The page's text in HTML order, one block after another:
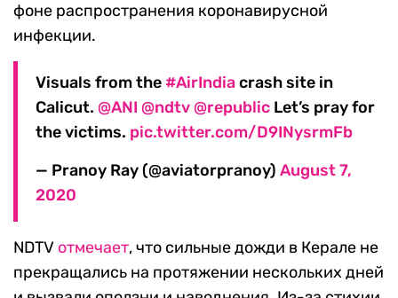
фоне распространения коронавирусной
инфекции.
Visuals from the#AirIndiacrash site in
Calicut. @ANI @ndtv @republic Let’s pray for
the victims. pic.twitter.com/D9INysrmFb
— Pranoy Ray (@aviatorpranoy) August 7,
2020
NDTV отмечает, что сильные дожди в Керале не
прекращались на протяжении нескольких дней